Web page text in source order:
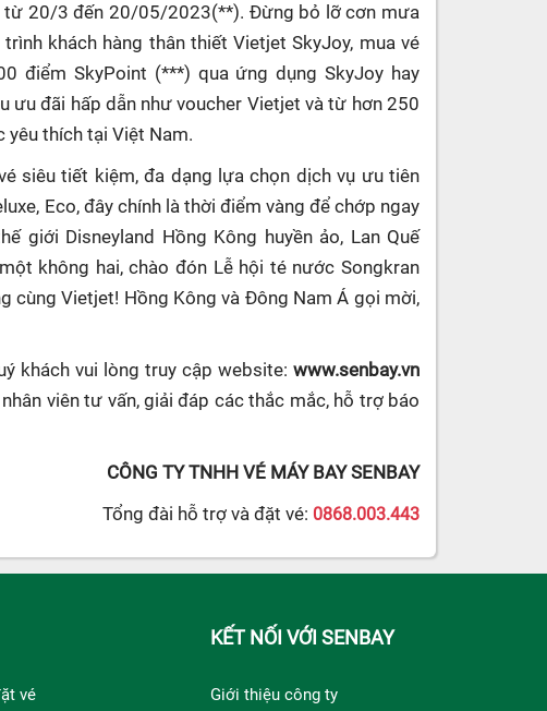
từ 20/3 đến 20/05/2023(**). Đừng bỏ lỡ cơn mưa
khách hàng thân thiết Vietjet SkyJoy, mua vé
điểm SkyPoint (***) qua ứng dụng SkyJoy hay
ưu đãi hấp dẫn như voucher Vietjet và từ hơn 250
yêu thích tại Việt Nam.
siêu tiết kiệm, đa dạng lựa chọn dịch vụ ưu tiên
Eco, đây chính là thời điểm vàng để chớp ngay
giới Disneyland Hồng Kông huyền ảo, Lan Quế
không hai, chào đón Lễ hội té nước Songkran
cùng Vietjet! Hồng Kông và Đông Nam Á gọi mời,
khách vui lòng truy cập website:www.senbay.vn
viên tư vấn, giải đáp các thắc mắc, hỗ trợ báo
CÔNG TY TNHH VÉ MÁY BAY SENBAY
Tổng đài hỗ trợ và đặt vé: 0868.003.443
vé
KẾT NỐI VỚI SENBAY
Giới thiệu công ty